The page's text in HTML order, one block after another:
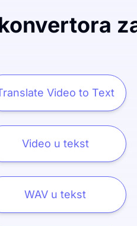
Video to Text
Video u tekst
WAV u tekst